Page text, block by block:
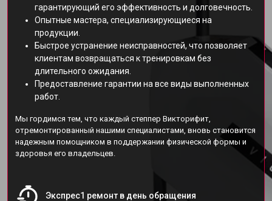
гарантирующий его эффективность и долговечность.
Опытные мастера, специализирующиеся на
продукции.
Быстрое устранение неисправностей, что позволяет
клиентам возвращаться к тренировкам без
длительного ожидания.
Предоставление гарантии на все виды выполненных
работ.
Мы гордимся тем, что каждый степпер Викторифит,
отремонтированный нашими специалистами, вновь становится
надежным помощником в поддержании физической формы и
здоровья его владельцев.
Экспрес1 ремонт в день обращения